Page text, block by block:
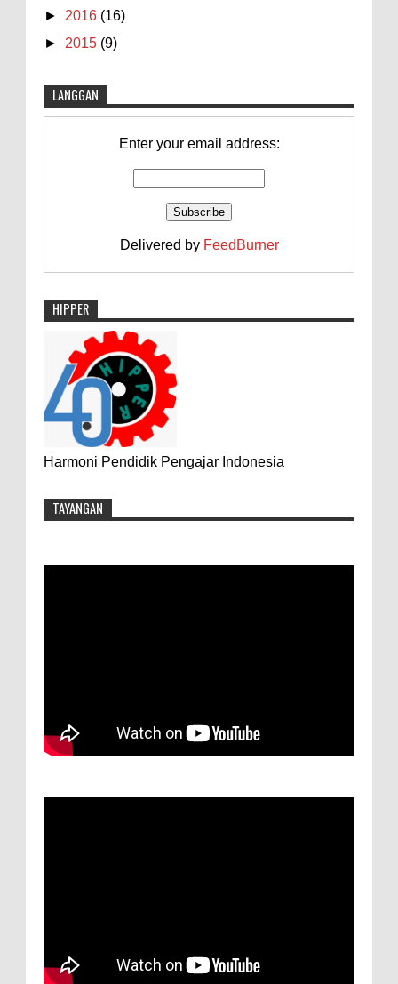
► 2016 (16)
► 2015 (9)
LANGGAN
Enter your email address:
Delivered by FeedBurner
HIPPER
Harmoni Pendidik Pengajar Indonesia
TAYANGAN